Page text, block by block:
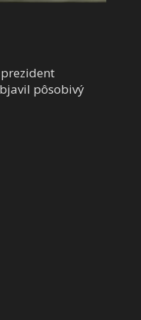
pôsobivý